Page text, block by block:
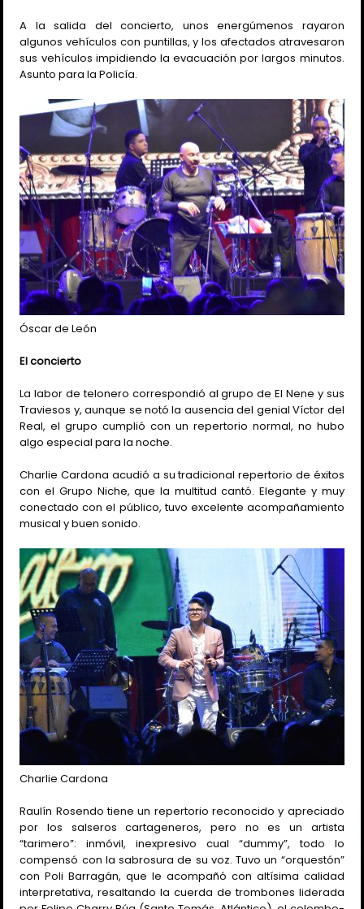
A la salida del concierto, unos energúmenos rayaron
algunos vehículos con puntillas, y los afectados atravesaron
sus vehículos impidiendo la evacuación por largos minutos.
Asunto para la Policía.
Óscar de León
El concierto
La labor de telonero correspondió al grupo de El Nene y sus
Traviesos y, aunque se notó la ausencia del genial Víctor del
Real, el grupo cumplió con un repertorio normal, no hubo
algo especial para la noche.
Charlie Cardona acudió a su tradicional repertorio de éxitos
con el Grupo Niche, que la multitud cantó. Elegante y muy
conectado con el público, tuvo excelente acompañamiento
musical y buen sonido.
Charlie Cardona
Raulín Rosendo tiene un repertorio reconocido y apreciado
por los salseros cartageneros, pero no es un artista
“tarimero”: inmóvil, inexpresivo cual “dummy”, todo lo
compensó con la sabrosura de su voz. Tuvo un “orquestón”
con Poli Barragán, que le acompañó con altísima calidad
interpretativa, resaltando la cuerda de trombones liderada